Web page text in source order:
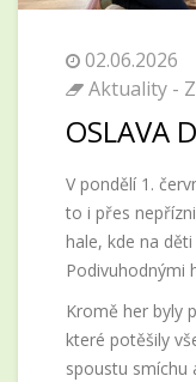
02.06.2026
Aktuality -
OSLAVA
V pondělí 1.
to i přes
hale, kde na
Podivuhodnými
Kromě her byly
které potěšily
spoustu smíchu